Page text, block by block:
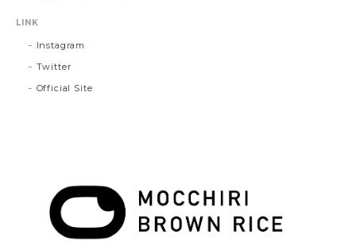
LINK
Instagram
Twitter
Official Site